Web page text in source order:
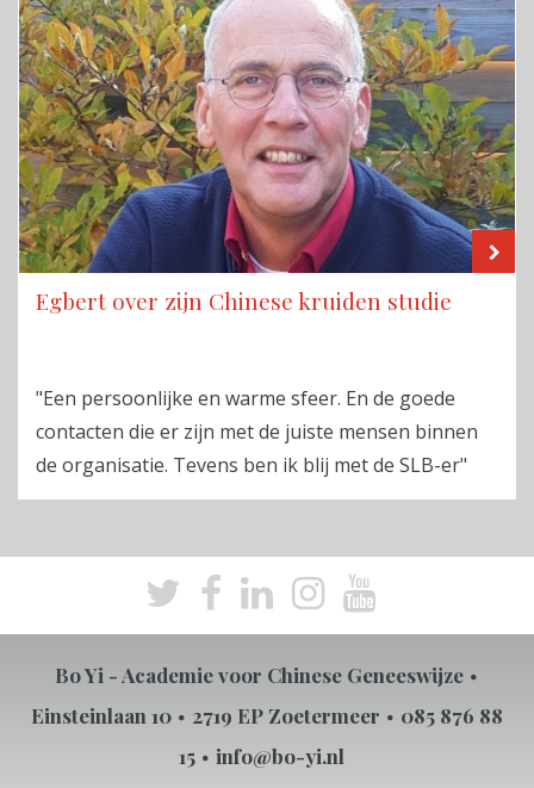
Egbert over zijn Chinese kruiden studie
"Een persoonlijke en warme sfeer. En de goede
contacten die er zijn met de juiste mensen binnen
de organisatie. Tevens ben ik blij met de SLB-er"
Bo Yi - Academie voor Chinese Geneeswijze
Einsteinlaan 10
2719 EP Zoetermeer
085 876 88
15
info@bo-yi.nl